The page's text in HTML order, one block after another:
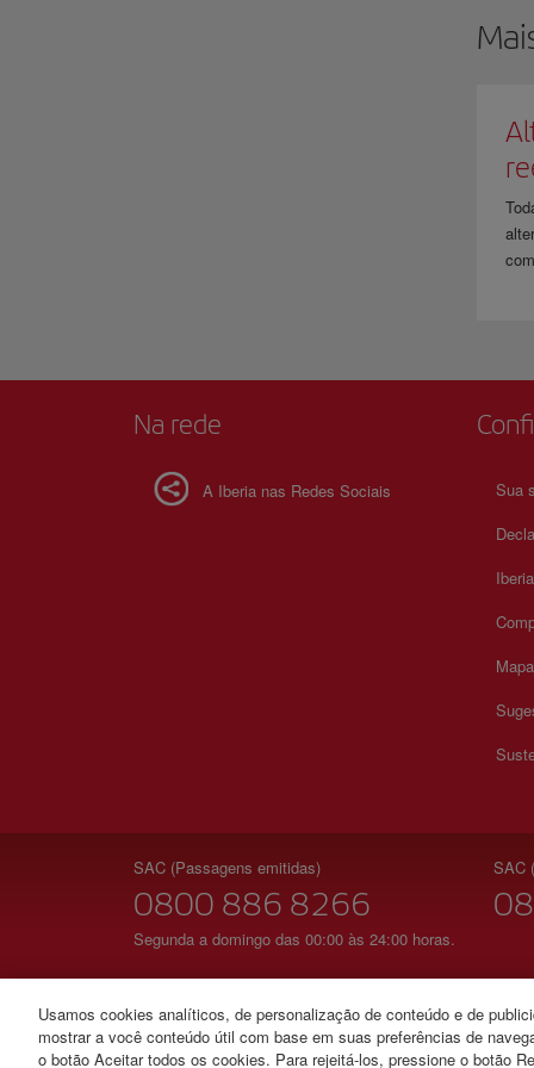
Na rede
A Iberia nas Redes Sociais
Sua
SAC (Passagens emitidas)
0800 886 8266
Segunda a domingo das 00:00 às 24:00 horas.
SAC
© Iberia 2026
Usamos cookies analíticos, de personalização de conteúdo e de
mostrar a você conteúdo útil com base em suas preferências de
o botão Aceitar todos os cookies. Para rejeitá-los, pressione o botão